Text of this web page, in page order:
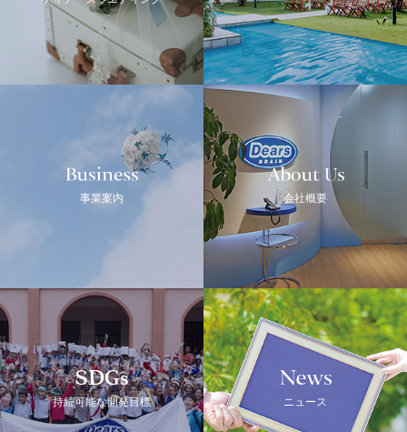
Business
事業案内 ABOUT US
会社概要
SDGs
持続可能な開発目標 NEWS
ニュース